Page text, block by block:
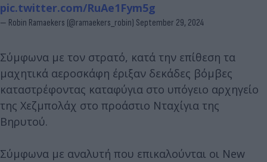
pic.twitter.com/RuAe1Fym5g
— Robin Ramaekers (@ramaekers_robin) September 29, 2024
Σύμφωνα με τον στρατό, κατά την επίθεση τα
μαχητικά αεροσκάφη έριξαν δεκάδες βόμβες
καταστρέφοντας καταφύγια στο υπόγειο αρχηγείο
της Χεζμπολάχ στο προάστιο Νταχίγια της
Βηρυτού.
Σύμφωνα με αναλυτή που επικαλούνται οι New